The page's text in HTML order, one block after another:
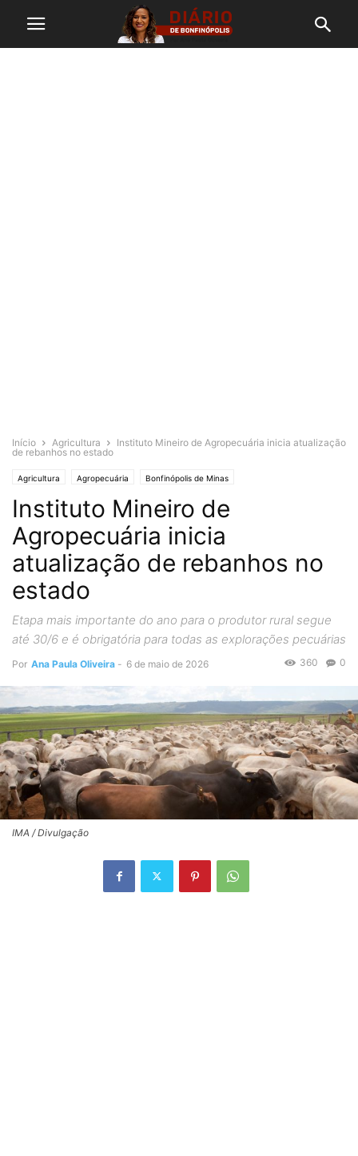
Início Agricultura
Instituto Mineiro de Agropecuária inicia atualização
de rebanhos no estado
Agricultura Agropecuária Bonfinópolis de Minas
Destaques Bonfinópolis de Minas Minas Gerais
Instituto Mineiro de
Agropecuária inicia
atualização de rebanhos no
estado
Etapa mais importante do ano para o produtor rural segue
até 30/6 e é obrigatória para todas as explorações pecuárias
Por Ana Paula Oliveira - 6 de maio de 2026 0
360
IMA / Divulgação